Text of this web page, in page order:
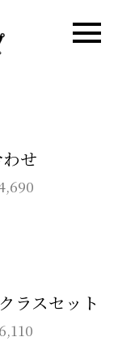
せ
ラスセット